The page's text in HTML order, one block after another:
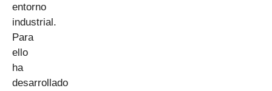
entorno
industrial.
Para
ello
ha
desarrollado